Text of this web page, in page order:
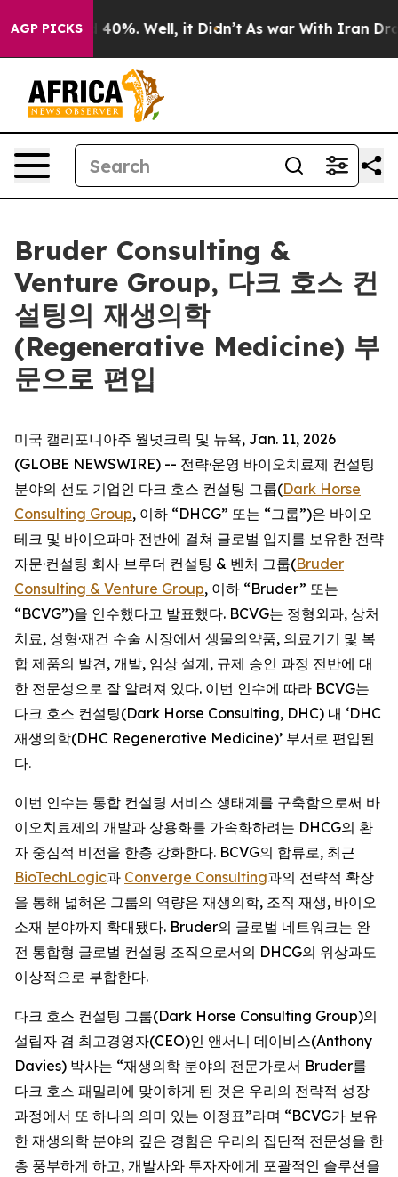
AGP PICKS
Around 40%. Well, it Didn’t As war With Iran Drove
Bruder Consulting &
Venture Group, 다크 호스 컨
설팅의 재생의학
(Regenerative Medicine) 부
문으로 편입
미국 캘리포니아주 월넛크릭 및 뉴욕, Jan. 11, 2026
(GLOBE NEWSWIRE) -- 전략·운영 바이오치료제 컨설팅
분야의 선도 기업인 다크 호스 컨설팅 그룹(Dark Horse
Consulting Group, 이하 “DHCG” 또는 “그룹”)은 바이오
테크 및 바이오파마 전반에 걸쳐 글로벌 입지를 보유한 전략
자문·컨설팅 회사 브루더 컨설팅 & 벤처 그룹(Bruder
Consulting & Venture Group, 이하 “Bruder” 또는
“BCVG”)을 인수했다고 발표했다. BCVG는 정형외과, 상처
치료, 성형·재건 수술 시장에서 생물의약품, 의료기기 및 복
합 제품의 발견, 개발, 임상 설계, 규제 승인 과정 전반에 대
한 전문성으로 잘 알려져 있다. 이번 인수에 따라 BCVG는
다크 호스 컨설팅(Dark Horse Consulting, DHC) 내 ‘DHC
재생의학(DHC Regenerative Medicine)’ 부서로 편입된
다.
이번 인수는 통합 컨설팅 서비스 생태계를 구축함으로써 바
이오치료제의 개발과 상용화를 가속화하려는 DHCG의 환
자 중심적 비전을 한층 강화한다. BCVG의 합류로, 최근
BioTechLogic과 Converge Consulting과의 전략적 확장
을 통해 넓혀온 그룹의 역량은 재생의학, 조직 재생, 바이오
소재 분야까지 확대됐다. Bruder의 글로벌 네트워크는 완
전 통합형 글로벌 컨설팅 조직으로서의 DHCG의 위상과도
이상적으로 부합한다.
다크 호스 컨설팅 그룹(Dark Horse Consulting Group)의
설립자 겸 최고경영자(CEO)인 앤서니 데이비스(Anthony
Davies) 박사는 “재생의학 분야의 전문가로서 Bruder를
다크 호스 패밀리에 맞이하게 된 것은 우리의 전략적 성장
과정에서 또 하나의 의미 있는 이정표”라며 “BCVG가 보유
한 재생의학 분야의 깊은 경험은 우리의 집단적 전문성을 한
층 풍부하게 하고, 개발사와 투자자에게 포괄적인 솔루션을